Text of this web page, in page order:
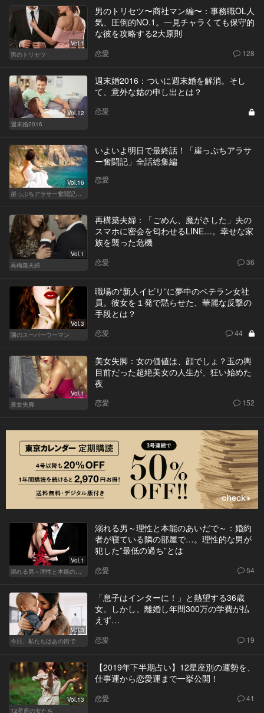
Vol.1
男のトリセツ
男のトリセツ〜商社マン編〜：事務職OL人
気、圧倒的NO.1。一見チャラくても保守的
な彼を攻略する2大原則
恋愛 128
Vol.12
週末婚2016
週末婚2016：ついに週末婚を解消。そし
て、意外な姑の申し出とは？
恋愛
Vol.16
崖っぷちアラサー奮闘記 written by 内埜さくら
いよいよ明日で最終話！「崖っぷちアラサ
ー奮闘記」全話総集編
恋愛
Vol.1
再構築夫婦
再構築夫婦：「ごめん、魔がさした」夫の
スマホに密会を匂わせるLINE…。幸せな家
族を襲った危機
恋愛 36
Vol.3
隣のスーパーウーマン
職場の“新人イビリ”に夢中のベテラン女社
員。彼女を１発で黙らせた、華麗な反撃の
手段とは？
恋愛 44
Vol.1
美女失脚
美女失脚：女の価値は、顔でしょ？玉の輿
目前だった超絶美女の人生が、狂い始めた
夜
恋愛 152
Vol.1
溺れる男～理性と本能のあいだで～
溺れる男～理性と本能のあいだで～：婚約
者が寝ている隣の部屋で…。理性的な男が
犯した”最低の過ち”とは
恋愛 54
Vol.3
今日、私たちはあの街で
「息子はインターに！」と熱望する36歳
女。しかし、離婚し年間300万の学費が払
えず…
恋愛 19
Vol.13
12星座の女たち
【2019年下半期占い】12星座別の運勢を、
仕事運から恋愛運まで一挙公開！
恋愛 41